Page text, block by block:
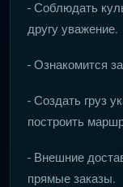
- Соблюдать
другу уважение.
- Ознакомится
- Создать груз
построить
- Внешние
прямые заказы.